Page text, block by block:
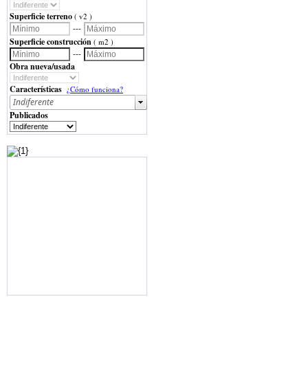
Superficie terreno ( v2 )
---
Superficie construcción ( m2 )
---
Obra nueva/usada
Características ¿Cómo funciona?
Publicados